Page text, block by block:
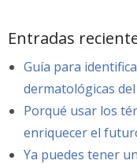
Entradas
Guía para
dermatológicas del
Porqué usar los
enriquecer el
Ya puedes tener